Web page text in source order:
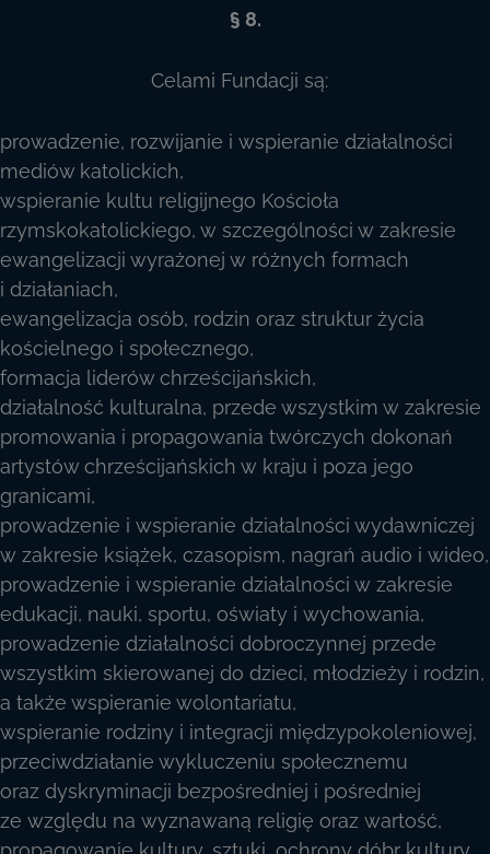
§ 8.
Celami Fundacji są:
prowadzenie, rozwijanie i wspieranie działalności
mediów katolickich,
wspieranie kultu religijnego Kościoła
rzymskokatolickiego, w szczególności w zakresie
ewangelizacji wyrażonej w różnych formach
i działaniach,
ewangelizacja osób, rodzin oraz struktur życia
kościelnego i społecznego,
formacja liderów chrześcijańskich,
działalność kulturalna, przede wszystkim w zakresie
promowania i propagowania twórczych dokonań
artystów chrześcijańskich w kraju i poza jego
granicami,
prowadzenie i wspieranie działalności wydawniczej
w zakresie książek, czasopism, nagrań audio i wideo,
prowadzenie i wspieranie działalności w zakresie
edukacji, nauki, sportu, oświaty i wychowania,
prowadzenie działalności dobroczynnej przede
wszystkim skierowanej do dzieci, młodzieży i rodzin,
a także wspieranie wolontariatu,
wspieranie rodziny i integracji międzypokoleniowej,
przeciwdziałanie wykluczeniu społecznemu
oraz dyskryminacji bezpośredniej i pośredniej
ze względu na wyznawaną religię oraz wartość,